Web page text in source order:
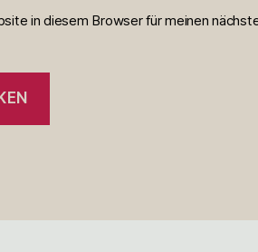
in diesem Browser für meinen